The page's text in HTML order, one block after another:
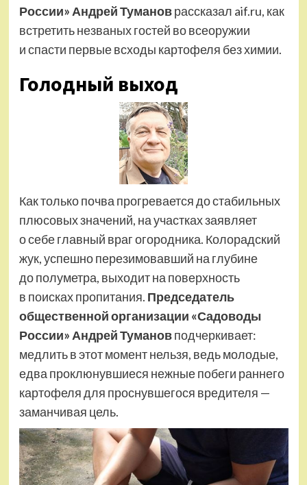
России» Андрей Тумановрассказал aif.ru, как
встретить незваных гостей во всеоружии
и спасти первые всходы картофеля без химии.
Голодный выход
Как только почва прогревается до стабильных
плюсовых значений, на участках заявляет
о себе главный враг огородника. Колорадский
жук, успешно перезимовавший на глубине
до полуметра, выходит на поверхность
в поисках пропитания. Председатель
общественной организации «Садоводы
России» Андрей Тумановподчеркивает:
медлить в этот момент нельзя, ведь молодые,
едва проклюнувшиеся нежные побеги раннего
картофеля для проснувшегося вредителя —
заманчивая цель.